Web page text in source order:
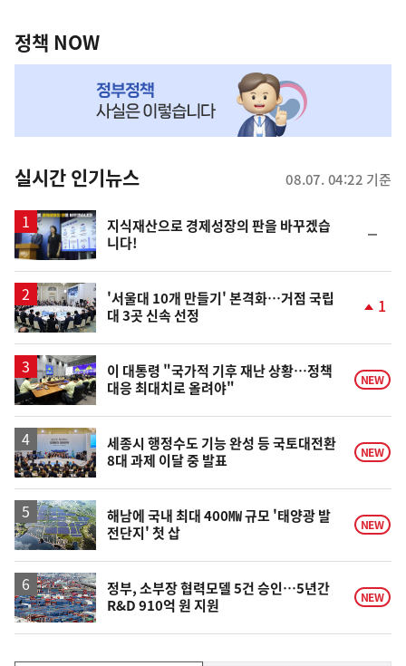
책
NOW,
뉴
스
정책 NOW
실시간 인기뉴스 08.07. 04:22 기준
지식재산으로 경제성장의 판을 바꾸겠습
니다!
일
'서울대 10개 만들기' 본격화…거점 국립
대 3곳 신속 선정
상
승
1
이 대통령 "국가적 기후 재난 상황…정책
대응 최대치로 올려야"
NEW
세종시 행정수도 기능 완성 등 국토대전환
8대 과제 이달 중 발표
NEW
해남에 국내 최대 400㎿ 규모 '태양광 발
전단지' 첫 삽
NEW
정부, 소부장 협력모델 5건 승인…5년간
R&D 910억 원 지원
NEW